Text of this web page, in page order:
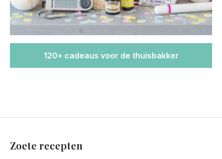
120+ cadeaus voor de thuisbakker
Zoete recepten